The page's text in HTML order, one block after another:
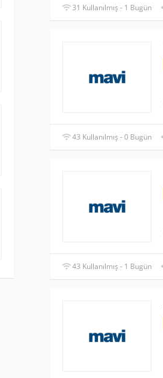
31 Kullanılmış - 1 Bugün
43 Kullanılmış - 0 Bugün
43 Kullanılmış - 1 Bugün